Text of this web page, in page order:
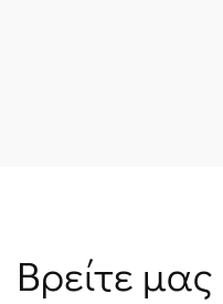
Βρείτε μας